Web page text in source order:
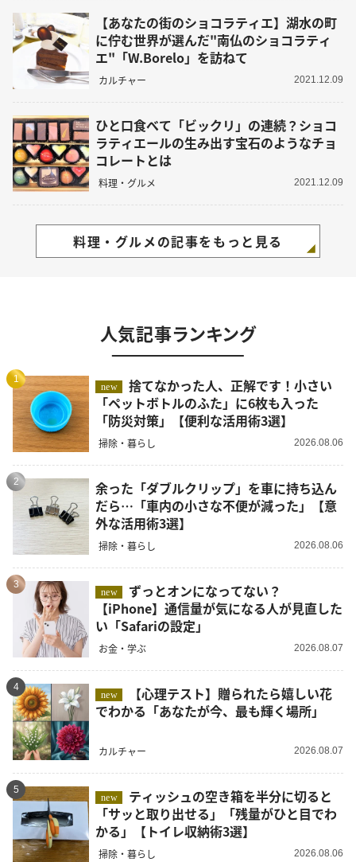
【あなたの街のショコラティエ】湖水の町
に佇む世界が選んだ"南仏のショコラティ
エ"「W.Borelo」を訪ねて
カルチャー 2021.12.09
ひと口食べて「ビックリ」の連続？ショコ
ラティエールの生み出す宝石のようなチョ
コレートとは
料理・グルメ 2021.12.09
料理・グルメの記事をもっと見る
人気記事ランキング
1
new
捨てなかった人、正解です！小さい
「ペットボトルのふた」に6枚も入った
「防災対策」【便利な活用術3選】
掃除・暮らし 2026.08.06
2
余った「ダブルクリップ」を車に持ち込ん
だら…「車内の小さな不便が減った」【意
外な活用術3選】
掃除・暮らし 2026.08.06
3
new
【iPhone】通信量が気になる人が見直した
い「Safariの設定」
お金・学ぶ 2026.08.07
4
new
でわかる「あなたが今、最も輝く場所」
カルチャー 2026.08.07
5
new
「サッと取り出せる」「残量がひと目でわ
かる」【トイレ収納術3選】
掃除・暮らし 2026.08.06